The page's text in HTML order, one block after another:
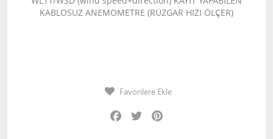
KABLOSUZ ANEMOMETRE (RÜZGAR HIZI ÖLÇER)
Favorilere Ekle
Facebook
Twitter